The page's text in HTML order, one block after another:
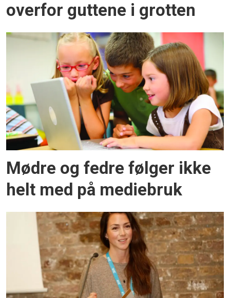
overfor guttene i grotten
Mødre og fedre følger ikke
helt med på mediebruk